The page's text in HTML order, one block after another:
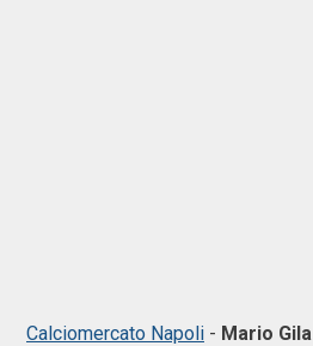
Calciomercato Napoli - Mario Gila